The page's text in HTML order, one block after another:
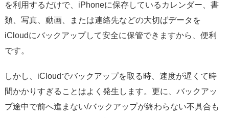
を利用するだけで、iPhoneに保存しているカレンダー、書
類、写真、動画、または連絡先などの大切ばデータを
iCloudにバックアップして安全に保管できますから、便利
です。
しかし、iCloudでバックアップを取る時、速度が遅くて時
間かかりすぎることはよく発生します。更に、バックアッ
プ途中で前へ進まない/バックアップが終わらない不具合も